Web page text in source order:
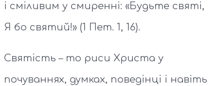
і сміливим у смиренні: «Будьте святі,
Я бо святий!» (1 Пет. 1, 16).
Святість – то риси Христа у
почуваннях, думках, поведінці і навіть